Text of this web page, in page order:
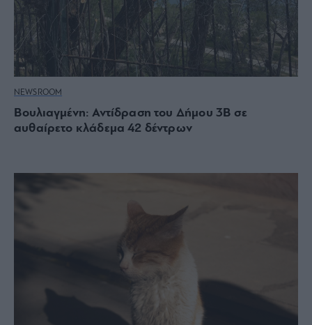
NEWSROOM
Βουλιαγμένη: Αντίδραση του Δήμου 3Β σε
αυθαίρετο κλάδεμα 42 δέντρων